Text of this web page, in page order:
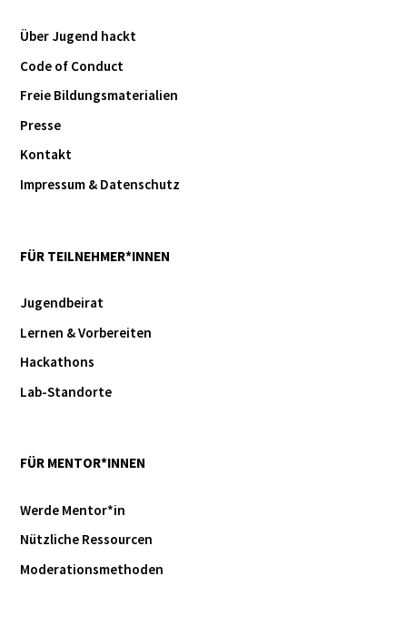
Über Jugend hackt
Code of Conduct
Freie Bildungsmaterialien
Presse
Kontakt
Impressum & Datenschutz
FÜR TEILNEHMER*INNEN
Jugendbeirat
Lernen & Vorbereiten
Hackathons
Lab-Standorte
FÜR MENTOR*INNEN
Werde Mentor*in
Nützliche Ressourcen
Moderationsmethoden